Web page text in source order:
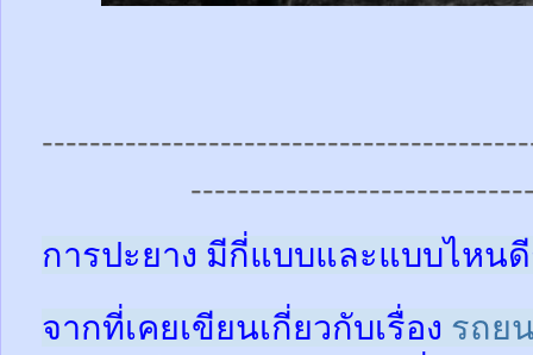
การปะยาง มีกี่แบบและแบบไหน
จากที่เคยเขียนเกี่ยวกับเรื่อง รถย